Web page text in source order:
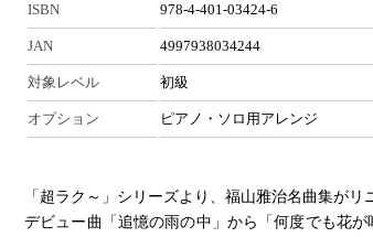
ISBN 978-4-401-03424-6
JAN 4997938034244
対象レベル 初級
オプション ピアノ・ソロ用アレンジ
「超ラク～」シリーズより、福山雅治名曲集がリ
デビュー曲「追憶の雨の中」から「何度でも花